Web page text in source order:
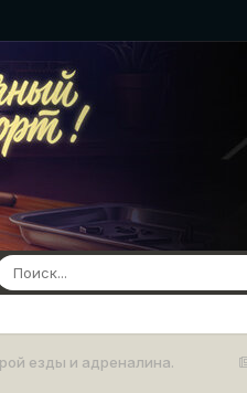
езды и адреналина.